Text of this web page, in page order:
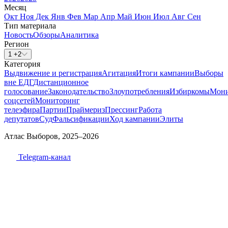
Месяц
Окт Ноя Дек Янв Фев Мар Апр Май Июн Июл Авг Сен
Тип материала
НовостьОбзорыАналитика
Регион
1 +2
Категория
Выдвижение и регистрацияАгитацияИтоги кампанииВыборы
вне ЕДГДистанционное
голосованиеЗаконодательствоЗлоупотребленияИзбиркомы
соцсетейМониторинг
телеэфираПартииПраймеризПрессингРабота
депутатовСудФальсификацииХод кампанииЭлиты
Атлас Выборов, 2025–2026
Telegram-канал